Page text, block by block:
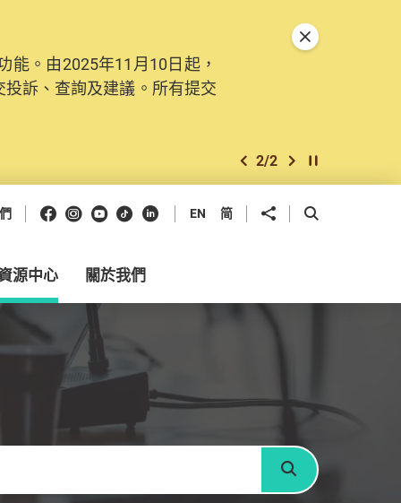
。由2025年11月10日起，
訴、查詢及建議。所有提交
上一個
2/2 下一個開始/暫停幻燈
關閉特別通告
Facebook
Instagram
Youtube
抖音領英 EN 简 分享到 開啟搜尋框
源中心 關於我們
搜尋